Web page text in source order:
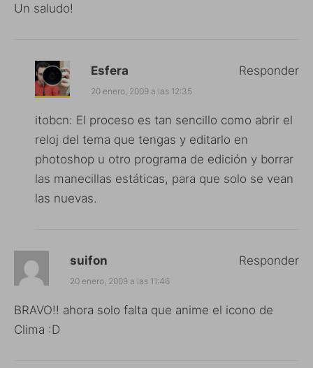
Un saludo!
Esfera
20 enero, 2009 a las 12:35
itobcn: El proceso es tan sencillo como abrir el
reloj del tema que tengas y editarlo en
photoshop u otro programa de edición y borrar
las manecillas estáticas, para que solo se vean
las nuevas.
Responder
suifon
20 enero, 2009 a las 11:46
BRAVO!! ahora solo falta que anime el icono de
Clima :D
Responder